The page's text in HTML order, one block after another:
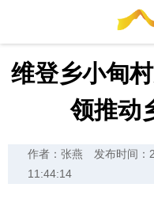
维登乡小甸
领推动
作者：张燕
发布时间：
11:44:14